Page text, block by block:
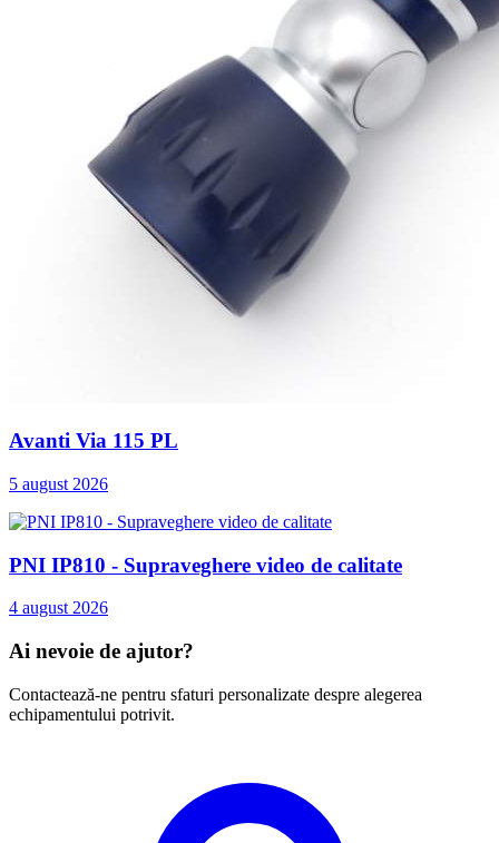
Avanti Via 115 PL
5 august 2026
PNI IP810 - Supraveghere video de calitate
4 august 2026
Ai nevoie de ajutor?
Contactează-ne pentru sfaturi personalizate despre alegerea
echipamentului potrivit.